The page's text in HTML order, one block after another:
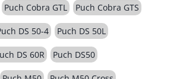
Puch Cobra GTL Puch Cobra GTS
DS 50-4 Puch DS 50L
DS 60R Puch DS50